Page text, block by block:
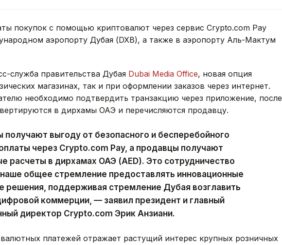
покупок с помощью криптовалют через сервис Crypto.com Pay
аэропорту Дубая (DXB), а также в аэропорту Аль-Мактум
служба правительства Дубая Dubai Media Office, новая опция
магазинах, так и при оформлении заказов через интернет.
необходимо подтвердить транзакцию через приложение, после
в дирхамы ОАЭ и перечисляются продавцу.
выгоду от безопасного и бесперебойного
через Crypto.com Pay, а продавцы получают
расчеты в дирхамах ОАЭ (AED). Это сотрудничество
общее стремление предоставлять инновационные
решения, поддерживая стремление Дубая возглавить
коммерции, — заявил президент и главный
директор Crypto.com Эрик Анзиани.
платежей отражает растущий интерес крупных розничных